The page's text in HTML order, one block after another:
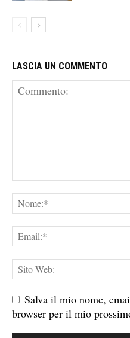
LASCIA UN COMMENTO
Salva il mio nome,
browser per il mio